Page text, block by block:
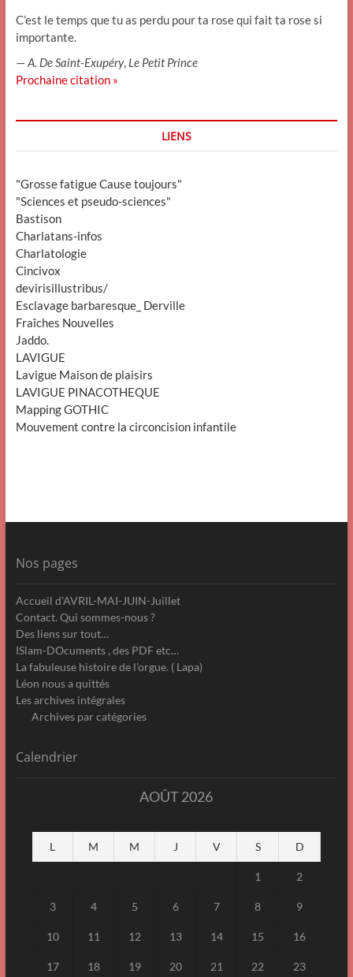
C’est le temps que tu as perdu pour ta rose qui fait ta rose si
importante.
—A. De Saint-Exupéry, Le Petit Prince
Prochaine citation »
LIENS
"Grosse fatigue Cause toujours"
"Sciences et pseudo-sciences"
Bastison
Charlatans-infos
Charlatologie
Cincivox
devirisillustribus/
Esclavage barbaresque_ Derville
Fraîches Nouvelles
Jaddo.
LAVIGUE
Lavigue Maison de plaisirs
LAVIGUE PINACOTHEQUE
Mapping GOTHIC
Mouvement contre la circoncision infantile
Nos pages
Accueil d’AVRIL-MAI-JUIN-Juillet
Contact. Qui sommes-nous ?
Des liens sur tout…
ISlam-DOcuments , des PDF etc…
La fabuleuse histoire de l’orgue. ( Lapa)
Léon nous a quittés
Les archives intégrales
Archives par catégories
Calendrier
AOÛT 2026
L M M J V S D
1 2
3 4 5 6 7 8 9
10 11 12 13 14 15 16
17 18 19 20 21 22 23